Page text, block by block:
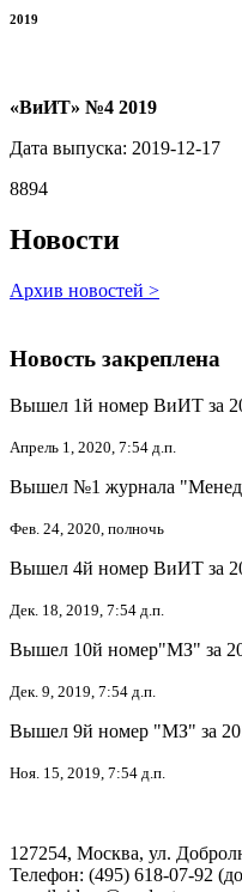
2019
«ВиИТ» №4 2019
Дата выпуска: 2019-12-17
8894
Новости
Архив новостей >
Новость закреплена
Вышел 1й номер ВиИТ за
Апрель 1, 2020, 7:54 д.п.
Вышел №1 журнала
Фев. 24, 2020, полночь
Вышел 4й номер ВиИТ за
Дек. 18, 2019, 7:54 д.п.
Вышел 10й номер"МЗ" за
Дек. 9, 2019, 7:54 д.п.
Вышел 9й номер "МЗ" за
Ноя. 15, 2019, 7:54 д.п.
127254, Москва, ул.
Телефон: (495) 618-07-92